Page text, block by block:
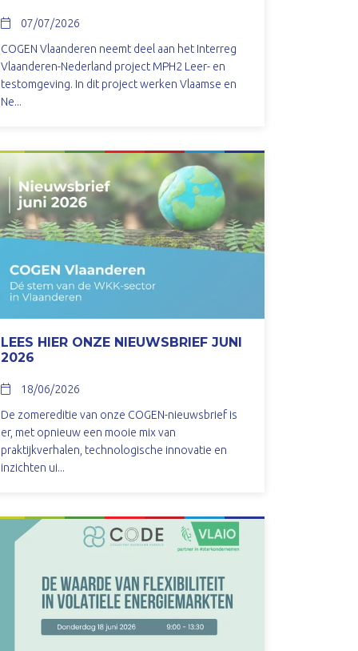
07/07/2026
COGEN Vlaanderen neemt deel aan het Interreg
Vlaanderen-Nederland project MPH2 Leer- en
testomgeving. In dit project werken Vlaamse en
Ne...
LEES HIER ONZE NIEUWSBRIEF JUNI
2026
18/06/2026
De zomereditie van onze COGEN-nieuwsbrief is
er, met opnieuw een mooie mix van
praktijkverhalen, technologische innovatie en
inzichten ui...